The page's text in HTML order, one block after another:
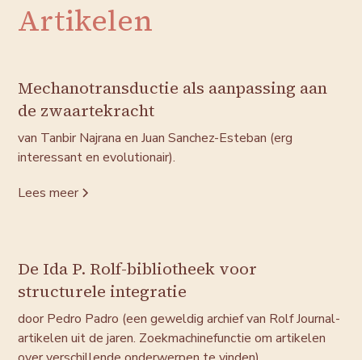
Artikelen
Mechanotransductie als aanpassing aan
de zwaartekracht
van Tanbir Najrana en Juan Sanchez-Esteban (erg
interessant en evolutionair).
Lees meer
De Ida P. Rolf-bibliotheek voor
structurele integratie
door Pedro Padro (een geweldig archief van Rolf Journal-
artikelen uit de jaren. Zoekmachinefunctie om artikelen